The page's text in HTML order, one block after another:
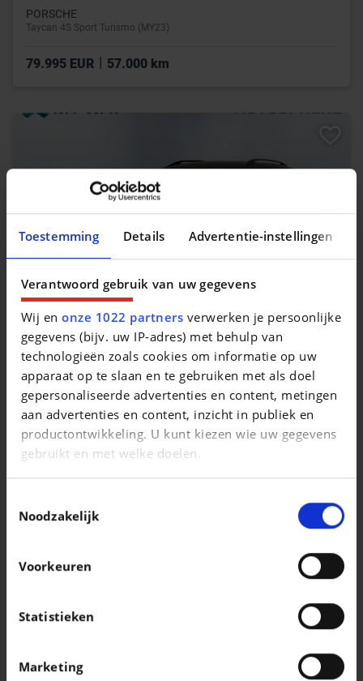
Toestemming Details Advertentie-instellingen
Verantwoord gebruik van uw gegevens
Wij enonze 1022 partners verwerken je persoonlijke
gegevens (bijv. uw IP-adres) met behulp van
technologieën zoals cookies om informatie op uw
apparaat op te slaan en te gebruiken met als doel
gepersonaliseerde advertenties en content, metingen
aan advertenties en content, inzicht in publiek en
productontwikkeling. U kunt kiezen wie uw gegevens
gebruikt en met welke doelen.
Informatie verzamelen over uw geografische
locatie, die tot een paar meter nauwkeurig kan zijn
Uw apparaat identificeren door het actief te
scannen op specifieke eigenschappen
Lees meer over hoe uw persoonlijke gegevens worden
detailgedeelte
in. U kunt uw toestemming op elk moment wijzigen of
intrekken in de Cookieverklaring.
Noodzakelijk
Voorkeuren
Statistieken
Marketing
PORSCHE
Taycan 4S Sport Turismo (MY23)
79.995 EUR 57.000 km
SKODA KAROQ
Karoq 1.5 TSI ACT Sportline DSG
33.990 EUR |
VOLKSWAGEN T-ROC
T-Roc 1.0 TSI Style OPF